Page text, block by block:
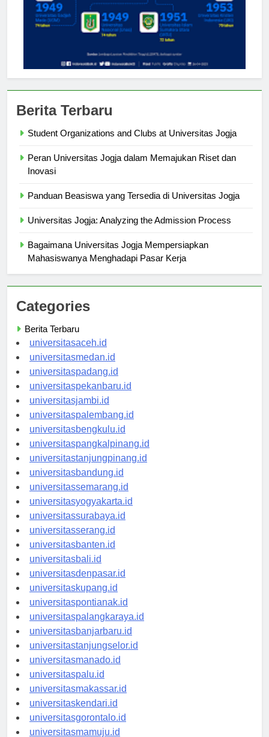
Peran Universitas Jogja dalam Memajukan Riset dan
Bagaimana Universitas Jogja Mempersiapkan
Categories
Berita Terbaru
universitasaceh.id
universitasmedan.id
universitaspadang.id
universitaspekanbaru.id
universitasjambi.id
universitaspalembang.id
universitasbengkulu.id
universitaspangkalpinang.id
universitastanjungpinang.id
universitasbandung.id
universitassemarang.id
universitasyogyakarta.id
universitassurabaya.id
universitasserang.id
universitasbanten.id
universitasbali.id
universitasdenpasar.id
universitaskupang.id
universitaspontianak.id
universitaspalangkaraya.id
universitasbanjarbaru.id
universitastanjungselor.id
universitasmanado.id
universitaspalu.id
universitasmakassar.id
universitaskendari.id
universitasgorontalo.id